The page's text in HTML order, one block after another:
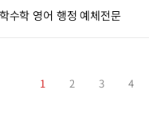
수학 영어 행정 예체전문
1 2 3 4